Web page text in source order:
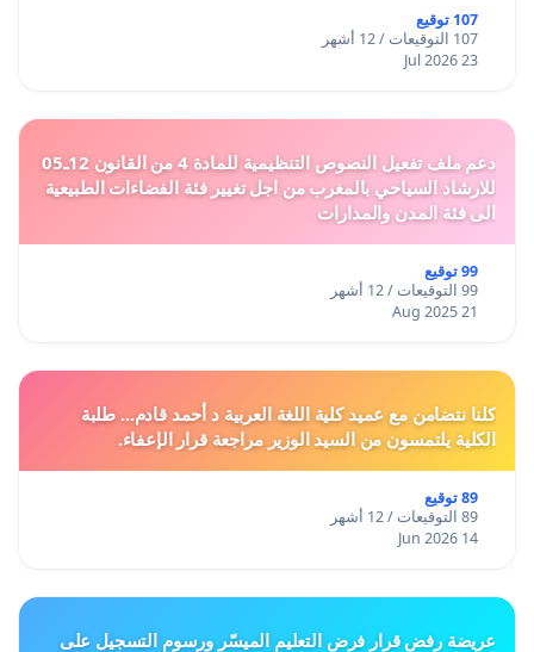
107 توقيع
107 التوقيعات / 12 أشهر
23 Jul 2026
دعم ملف تفعيل النصوص التنظيمية للمادة 4 من القانون 12ـ05
للارشاد السياحي بالمغرب من اجل تغيير فئة الفضاءات الطبيعية
الى فئة المدن والمدارات
99 توقيع
99 التوقيعات / 12 أشهر
21 Aug 2025
كلنا نتضامن مع عميد كلية اللغة العربية د أحمد قادم... طلبة
الكلية يلتمسون من السيد الوزير مراجعة قرار الإعفاء.
89 توقيع
89 التوقيعات / 12 أشهر
14 Jun 2026
عريضة رفض قرار فرض التعليم الميسّر ورسوم التسجيل على